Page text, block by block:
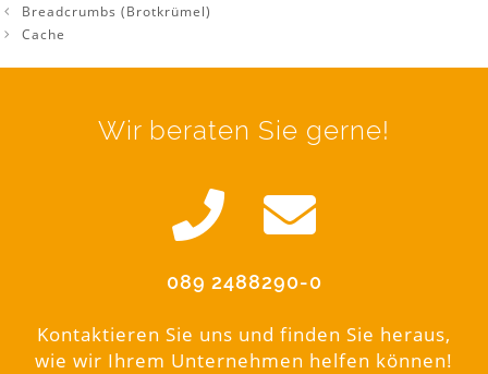
Breadcrumbs (Brotkrümel)
Cache
Wir beraten Sie gerne!
089 2488290-0
Kontaktieren Sie uns und finden Sie heraus,
wie wir Ihrem Unternehmen helfen können!